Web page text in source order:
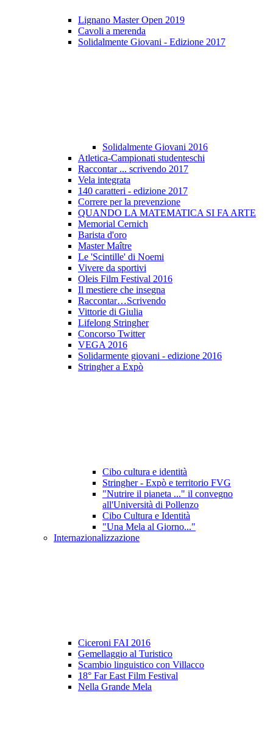
Lignano Master Open 2019
Cavoli a merenda
Solidalmente Giovani - Edizione 2017
Solidalmente Giovani 2016
Atletica-Campionati studenteschi
Raccontar ... scrivendo 2017
Vela integrata
140 caratteri - edizione 2017
Correre per la prevenzione
QUANDO LA MATEMATICA SI FA ARTE
Memorial Cernich
Barista d'oro
Master Maître
Le 'Scintille' di Noemi
Vivere da sportivi
Oleis Film Festival 2016
Il mestiere che insegna
Raccontar…Scrivendo
Vittorie di Giulia
Lifelong Stringher
Concorso Twitter
VEGA 2016
Solidarmente giovani - edizione 2016
Stringher a Expò
Cibo cultura e identità
Stringher - Expò e territorio FVG
"Nutrire il pianeta ..." il convegno
all'Università di Pollenzo
Cibo Cultura e Identità
"Una Mela al Giorno..."
Internazionalizzazione
Ciceroni FAI 2016
Gemellaggio al Turistico
Scambio linguistico con Villacco
18° Far East Film Festival
Nella Grande Mela